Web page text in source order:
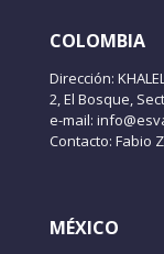
COLOMBIA
Dirección:
2, El Bosque,
e-mail:
Contacto: Fabio
MÉXICO